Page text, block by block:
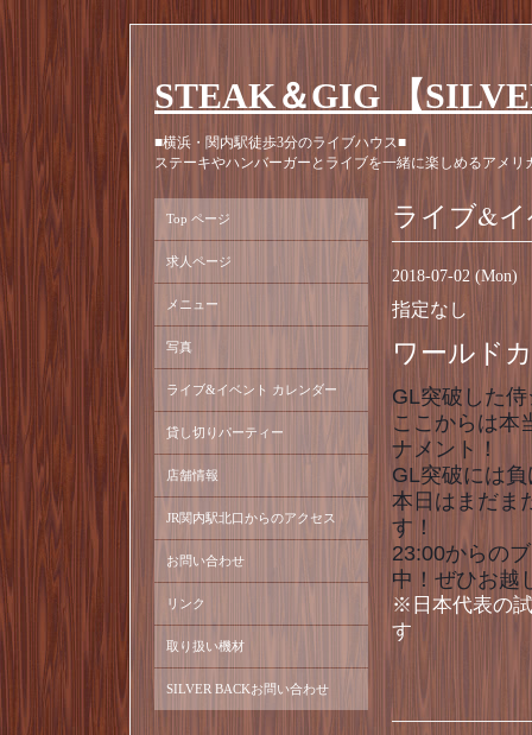
STEAK＆GIG 【
■横浜・関内駅徒歩3分のライブハウス■
ステーキやハンバーガーとライブを一緒に楽しめるアメリ
ライブ&
2018-07-02 (Mon)
指定なし
ワールド
GL突破した
ここからは本
ナメント！
GL突破には
本日はまだま
す！
23:00からの
中！ぜひお越
※日本代表の
す
Top ページ
求人ページ
メニュー
写真
ライブ&イベント カレンダー
貸し切りパーティー
店舗情報
JR関内駅北口からのアクセス
お問い合わせ
リンク
取り扱い機材
SILVER BACKお問い合わせ